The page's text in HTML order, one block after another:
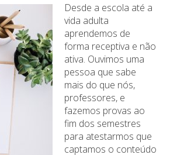
Desde a escola até a
vida adulta
aprendemos de
forma receptiva e não
ativa. Ouvimos uma
pessoa que sabe
mais do que nós,
professores, e
fazemos provas ao
fim dos semestres
para atestarmos que
captamos o conteúdo